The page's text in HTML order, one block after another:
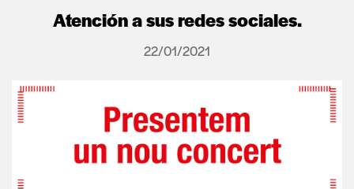
Atención a sus redes sociales.
22/01/2021